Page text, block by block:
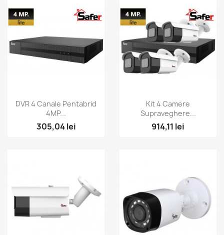
Vizualizare rapida
DVR 4 Canale Pentabrid
4MP...
305,04 lei
Vizualizare rapida
Kit 4 Camere
Supraveghere...
914,11 lei